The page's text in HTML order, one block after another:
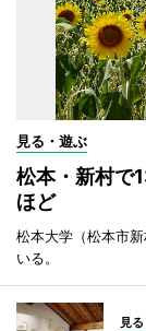
見る・遊ぶ
松本・新村で
ほど
松本大学（松本市
いる。
見